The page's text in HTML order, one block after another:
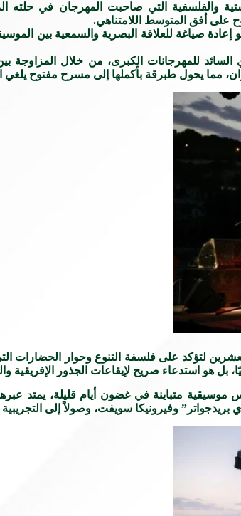
والفلسفية التي صاحبت المهرجان في
على أفق المتوسط اللامتناهي.
صياغة للعلاقة البصرية والسمعية بين
للمهرجانات الكبرى، من خلال المزاوجة
مما يحول طبرقة بأكملها إلى مسرح مفتوح
لتؤكد على فلسفة التنوع وحوار الحضارات
بل هو استدعاء صريح لإيقاعات الجذور الإفريقية
متباينة في غضون أيام قليلة، يمتد
وفيرونيكا سويفت، وصولاً إلى